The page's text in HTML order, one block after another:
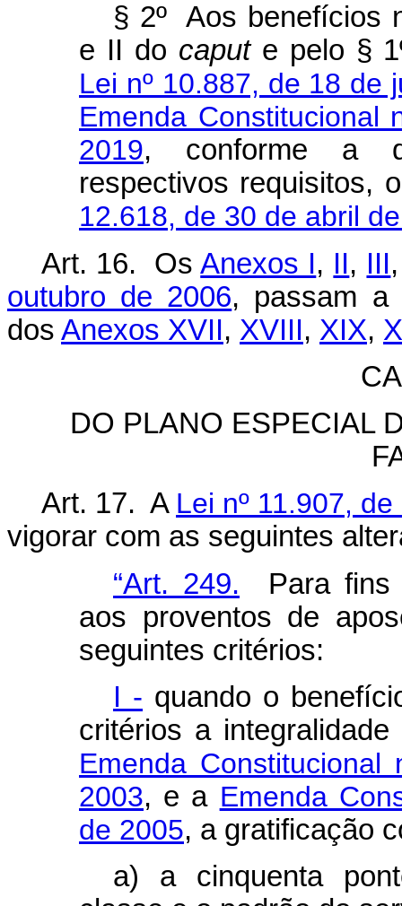
§ 2º Aos benefícios
e II do capute pelo §
Lei nº 10.887, de 18 de
Emenda Constitucional
2019, conforme a
respectivos requisitos,
12.618, de 30 de abril
Art. 16. OsAnexos I, II, III
outubro de 2006, passam a
dos Anexos XVII, XVIII, XIX,
DO PLANO ESPECIAL
Art. 17. A Lei nº 11.907,
vigorar com as seguintes
“Art. 249. Para fins
aos proventos de
seguintes critérios:
I - quando o
critérios a
Emenda
2003, e a Emenda
de 2005, a gratificação
a) a cinquenta